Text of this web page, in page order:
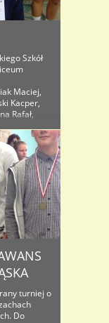
Szkół
Maciej,
Kacper,
Rafał,
dobrze
– ..
turniej o
Do